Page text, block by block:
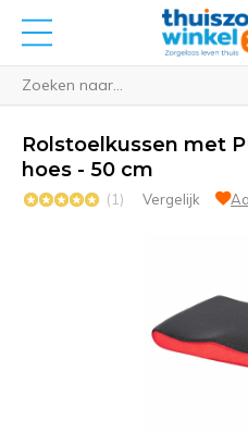
Rolstoelkussen met
hoes - 50 cm
(1) Vergelijk